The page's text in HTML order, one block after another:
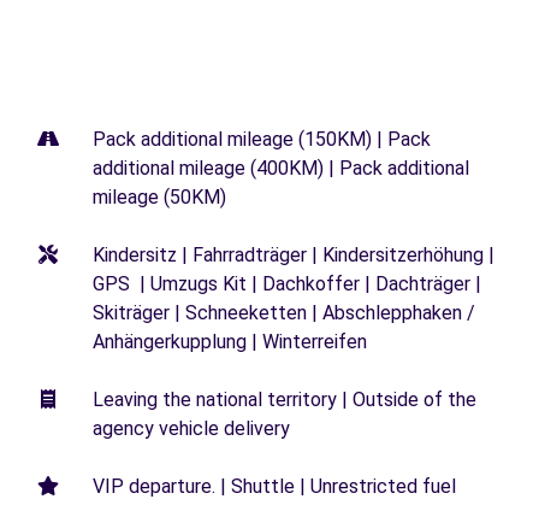
Pack additional mileage (150KM) | Pack
additional mileage (400KM) | Pack additional
mileage (50KM)
Kindersitz | Fahrradträger | Kindersitzerhöhung |
GPS | Umzugs Kit | Dachkoffer | Dachträger |
Skiträger | Schneeketten | Abschlepphaken /
Anhängerkupplung | Winterreifen
Leaving the national territory | Outside of the
agency vehicle delivery
VIP departure. | Shuttle | Unrestricted fuel